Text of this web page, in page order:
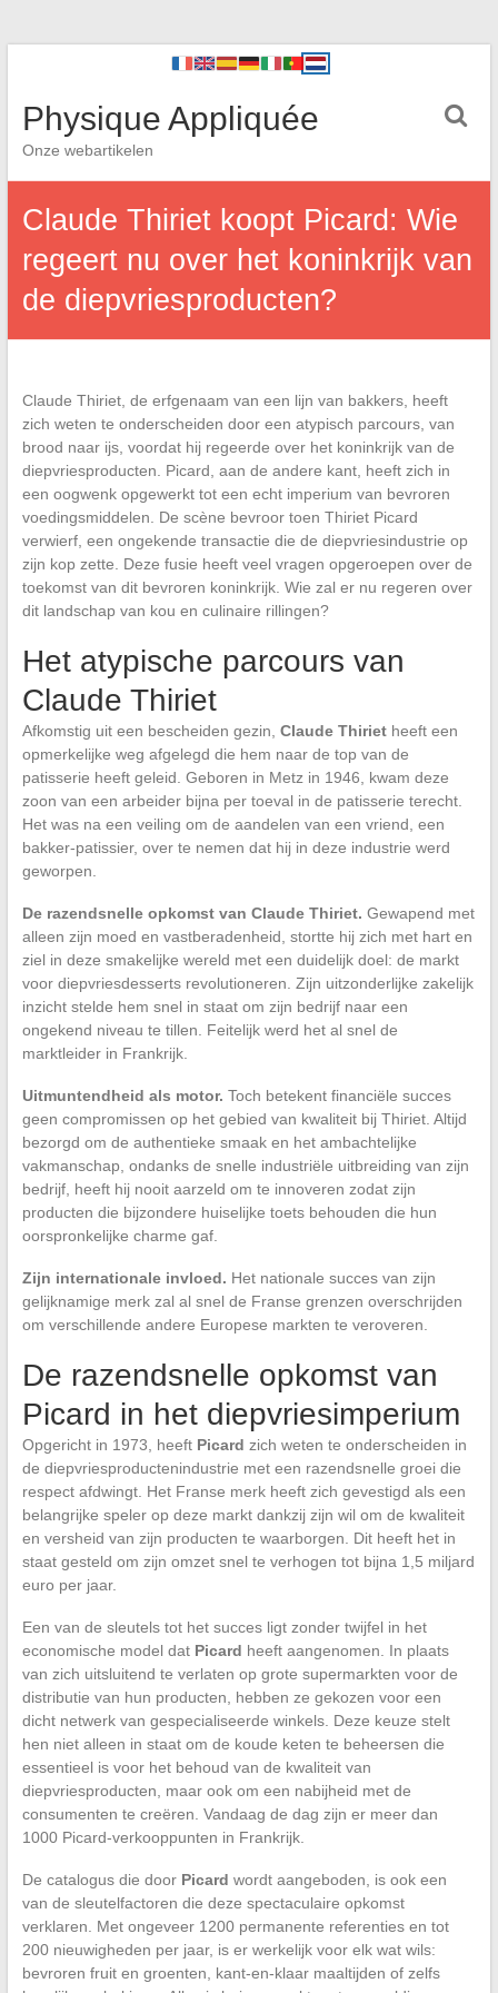
Physique Appliquée
Onze webartikelen
Claude Thiriet koopt Picard: Wie
regeert nu over het koninkrijk van
de diepvriesproducten?
Claude Thiriet, de erfgenaam van een lijn van bakkers, heeft
zich weten te onderscheiden door een atypisch parcours, van
brood naar ijs, voordat hij regeerde over het koninkrijk van de
diepvriesproducten. Picard, aan de andere kant, heeft zich in
een oogwenk opgewerkt tot een echt imperium van bevroren
voedingsmiddelen. De scène bevroor toen Thiriet Picard
verwierf, een ongekende transactie die de diepvriesindustrie op
zijn kop zette. Deze fusie heeft veel vragen opgeroepen over de
toekomst van dit bevroren koninkrijk. Wie zal er nu regeren over
dit landschap van kou en culinaire rillingen?
Het atypische parcours van
Claude Thiriet
Afkomstig uit een bescheiden gezin, Claude Thirietheeft een
opmerkelijke weg afgelegd die hem naar de top van de
patisserie heeft geleid. Geboren in Metz in 1946, kwam deze
zoon van een arbeider bijna per toeval in de patisserie terecht.
Het was na een veiling om de aandelen van een vriend, een
bakker-patissier, over te nemen dat hij in deze industrie werd
geworpen.
De razendsnelle opkomst van Claude Thiriet. Gewapend met
alleen zijn moed en vastberadenheid, stortte hij zich met hart en
ziel in deze smakelijke wereld met een duidelijk doel: de markt
voor diepvriesdesserts revolutioneren. Zijn uitzonderlijke zakelijk
inzicht stelde hem snel in staat om zijn bedrijf naar een
ongekend niveau te tillen. Feitelijk werd het al snel de
marktleider in Frankrijk.
Uitmuntendheid als motor. Toch betekent financiële succes
geen compromissen op het gebied van kwaliteit bij Thiriet. Altijd
bezorgd om de authentieke smaak en het ambachtelijke
vakmanschap, ondanks de snelle industriële uitbreiding van zijn
bedrijf, heeft hij nooit aarzeld om te innoveren zodat zijn
producten die bijzondere huiselijke toets behouden die hun
oorspronkelijke charme gaf.
Zijn internationale invloed. Het nationale succes van zijn
gelijknamige merk zal al snel de Franse grenzen overschrijden
om verschillende andere Europese markten te veroveren.
De razendsnelle opkomst van
Picard in het diepvriesimperium
Opgericht in 1973, heeft Picard zich weten te onderscheiden in
de diepvriesproductenindustrie met een razendsnelle groei die
respect afdwingt. Het Franse merk heeft zich gevestigd als een
belangrijke speler op deze markt dankzij zijn wil om de kwaliteit
en versheid van zijn producten te waarborgen. Dit heeft het in
staat gesteld om zijn omzet snel te verhogen tot bijna 1,5 miljard
euro per jaar.
Een van de sleutels tot het succes ligt zonder twijfel in het
economische model dat Picard heeft aangenomen. In plaats
van zich uitsluitend te verlaten op grote supermarkten voor de
distributie van hun producten, hebben ze gekozen voor een
dicht netwerk van gespecialiseerde winkels. Deze keuze stelt
hen niet alleen in staat om de koude keten te beheersen die
essentieel is voor het behoud van de kwaliteit van
diepvriesproducten, maar ook om een nabijheid met de
consumenten te creëren. Vandaag de dag zijn er meer dan
1000 Picard-verkooppunten in Frankrijk.
De catalogus die door Picard wordt aangeboden, is ook een
van de sleutelfactoren die deze spectaculaire opkomst
verklaren. Met ongeveer 1200 permanente referenties en tot
200 nieuwigheden per jaar, is er werkelijk voor elk wat wils:
bevroren fruit en groenten, kant-en-klaar maaltijden of zelfs